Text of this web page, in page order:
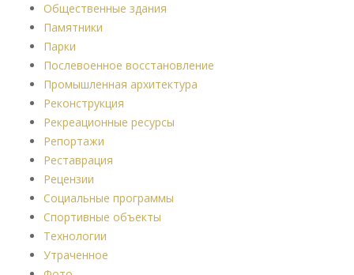
Общественные здания
Памятники
Парки
Послевоенное восстановление
Промышленная архитектура
Реконструкция
Рекреационные ресурсы
Репортажи
Реставрация
Рецензии
Социальные программы
Спортивные объекты
Технологии
Утраченное